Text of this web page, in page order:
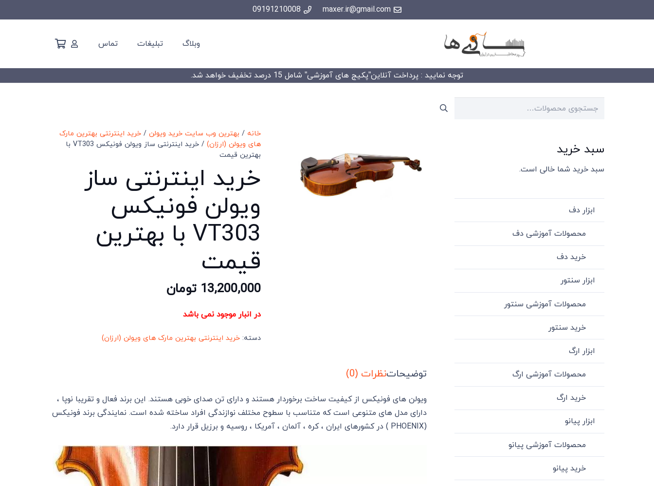
maxer.ir@gmail.com
09191210008
وبلاگ تبلیغات تماس
توجه نمایید : پرداخت آنلاین”پکیج های آموزشی” شامل 15 درصد تخفیف خواهد شد.
خانه / بهترین وب سایت خرید ویولن/ خرید اینترنتی بهترین مارک
های ویولن (ارزان)
/ خرید اینترنتی ساز ویولن فونیکس VT303 با
بهترین قیمت
خرید اینترنتی ساز
ویولن فونیکس
VT303 با بهترین
قیمت
13,200,000 تومان
در انبار موجود نمی باشد
دسته: خرید اینترنتی بهترین مارک های ویولن (ارزان)
توضیحاتنظرات (0)
ویولن های فونیکس از کیفیت ساخت برخوردار هستند و دارای تن صدای خوبی هستند. این برند فعال و تقریبا نوپا ،
دارای مدل های متنوعی است که متناسب با سطوح مختلف نوازندگی افراد ساخته شده است. نمایندگی برند فونیکس
(PHOENIX ) در کشورهای ایران ، کره ، آلمان ، آمریکا ، روسیه و برزیل قرار دارد.
جستجو
سبد خرید
سبد خرید شما خالی است.
ابزار دف
محصولات آموزشی دف
خرید دف
ابزار سنتور
محصولات آموزشی سنتور
خرید سنتور
ابزار ارگ
محصولات آموزشی ارگ
خرید ارگ
ابزار پیانو
محصولات آموزشی پیانو
خرید پیانو